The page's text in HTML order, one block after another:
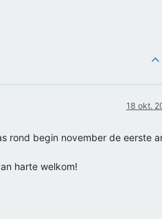
18 okt.
rond begin november de eerste
harte welkom!